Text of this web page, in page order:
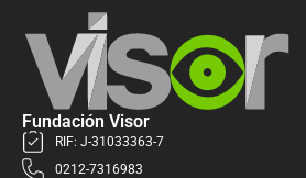
Fundación Visor
RIF: J-31033363-7
0212-7316983